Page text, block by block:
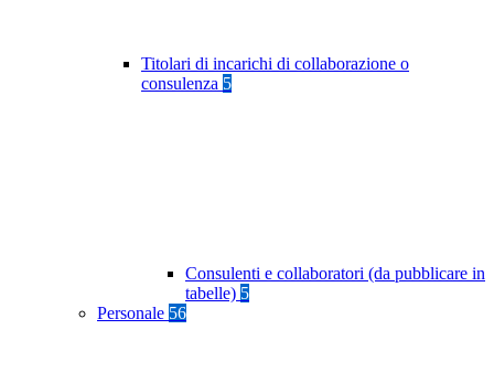
Titolari di incarichi di collaborazione o
consulenza 5
Consulenti e collaboratori (da pubblicare in
tabelle) 5
Personale 56